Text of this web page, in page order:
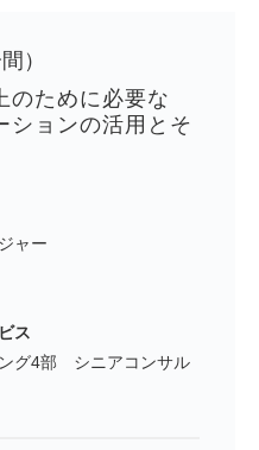
）
のために必要な
ションの活用とそ
ャー
ス
グ4部 シニアコンサル